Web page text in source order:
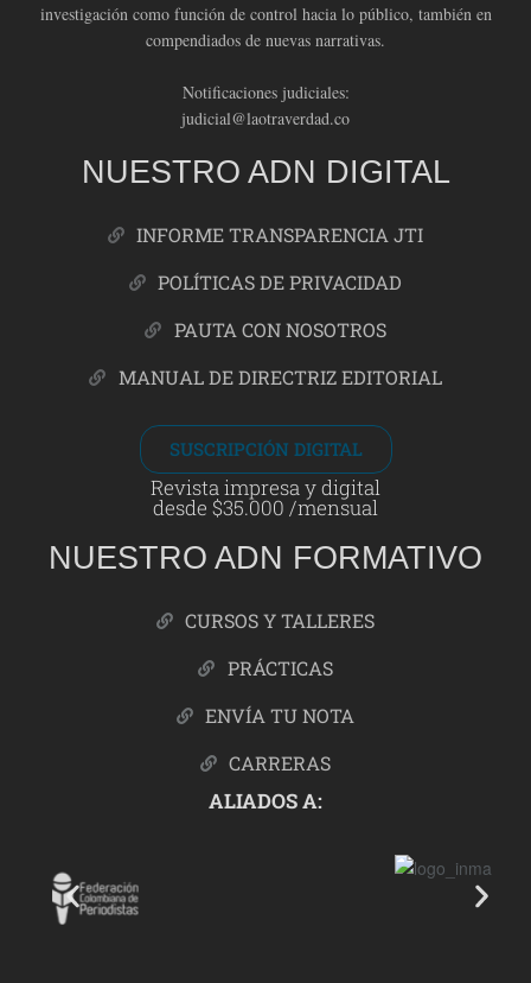
investigación como función de control hacia lo público, también en
compendiados de nuevas narrativas.
Notificaciones judiciales:
judicial@laotraverdad.co
NUESTRO ADN DIGITAL
INFORME TRANSPARENCIA JTI
POLÍTICAS DE PRIVACIDAD
PAUTA CON NOSOTROS
MANUAL DE DIRECTRIZ EDITORIAL
SUSCRIPCIÓN DIGITAL
Revista impresa y digital
desde $35.000 /mensual
NUESTRO ADN FORMATIVO
CURSOS Y TALLERES
PRÁCTICAS
ENVÍA TU NOTA
CARRERAS
ALIADOS A: